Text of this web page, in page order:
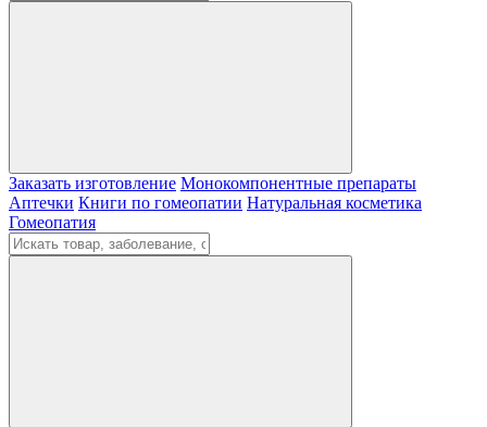
Заказать изготовление Монокомпонентные препараты
Аптечки Книги по гомеопатии Натуральная косметика
Гомеопатия